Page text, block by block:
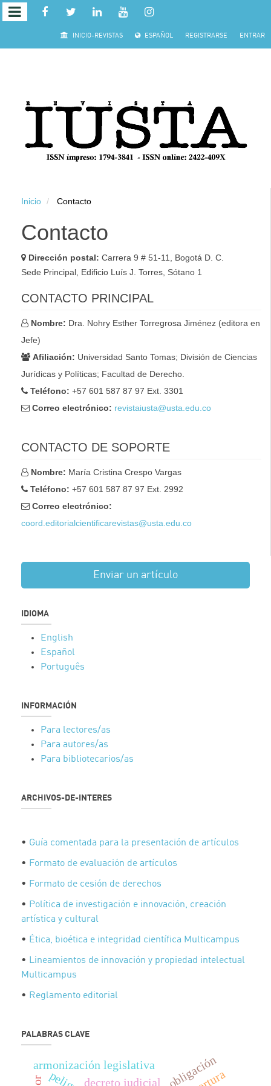
Salto
rápido
contenido
Navegación
Contenido
INICIO-REVISTAS ESPAÑOL REGISTRARSE ENTRAR
Inicio Contacto
Contacto
Dirección postal: Carrera 9 # 51-11, Bogotá D. C.
Sede Principal, Edificio Luís J. Torres, Sótano 1
CONTACTO PRINCIPAL
Nombre: Dra. Nohry Esther Torregrosa Jiménez (editora en
Jefe)
Afiliación: Universidad Santo Tomas; División de Ciencias
Jurídicas y Políticas; Facultad de Derecho.
Teléfono: +57 601 587 87 97 Ext. 3301
Correo electrónico: revistaiusta@usta.edu.co
CONTACTO DE SOPORTE
Nombre: María Cristina Crespo Vargas
Teléfono: +57 601 587 87 97 Ext. 2992
Correo electrónico:
coord.editorialcientificarevistas@usta.edu.co
Enviar un artículo
IDIOMA
English
Español
Português
INFORMACIÓN
Para lectores/as
Para autores/as
Para bibliotecarios/as
ARCHIVOS-DE-INTERES
• Guía comentada para la presentación de artículos
• Formato de evaluación de artículos
• Formato de cesión de derechos
• Política de investigación e innovación, creación
artística y cultural
• Ética, bioética e integridad científica Multicampus
• Lineamientos de innovación y propiedad intelectual
Multicampus
• Reglamento editorial
PALABRAS CLAVE
decreto judicial obligación
armonización legislativa